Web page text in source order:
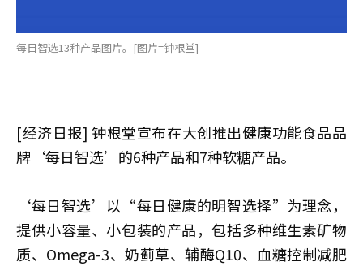
每日智选13种产品图片。[图片=钟根堂]
[经济日报] 钟根堂宣布在大创推出健康功能食品品
牌‘每日智选’的6种产品和7种软糖产品。
‘每日智选’以“每日健康的明智选择”为理念，
提供小容量、小包装的产品，包括多种维生素矿物
质、Omega-3、奶蓟草、辅酶Q10、血糖控制减肥